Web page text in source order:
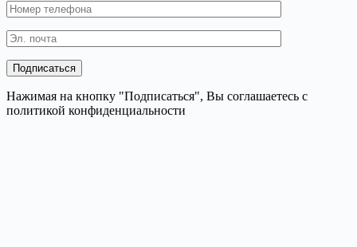
Нажимая на кнопку "Подписаться", Вы соглашаетесь с
политикой конфиденциальности